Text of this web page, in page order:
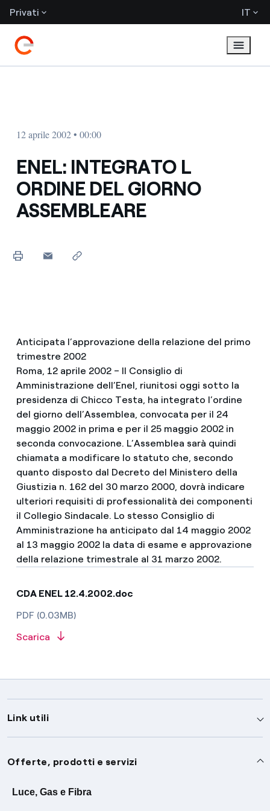
Privati IT
12 aprile 2002 • 00:00
ENEL: INTEGRATO L
ORDINE DEL GIORNO
ASSEMBLEARE
Anticipata l’approvazione della relazione del primo
trimestre 2002
Roma, 12 aprile 2002 – Il Consiglio di
Amministrazione dell’Enel, riunitosi oggi sotto la
presidenza di Chicco Testa, ha integrato l’ordine
del giorno dell’Assemblea, convocata per il 24
maggio 2002 in prima e per il 25 maggio 2002 in
seconda convocazione. L’Assemblea sarà quindi
chiamata a modificare lo statuto che, secondo
quanto disposto dal Decreto del Ministero della
Giustizia n. 162 del 30 marzo 2000, dovrà indicare
ulteriori requisiti di professionalità dei componenti
il Collegio Sindacale. Lo stesso Consiglio di
Amministrazione ha anticipato dal 14 maggio 2002
al 13 maggio 2002 la data di esame e approvazione
della relazione trimestrale al 31 marzo 2002.
CDA ENEL 12.4.2002.doc
PDF (0.03MB)
Scarica
Link utili
Assistenza
Avvisi
Servizi
Offerte, prodotti e servizi
Luce, Gas e Fibra